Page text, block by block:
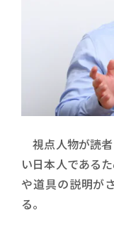
視点人物が読
い日本人である
や道具の説明が
る。